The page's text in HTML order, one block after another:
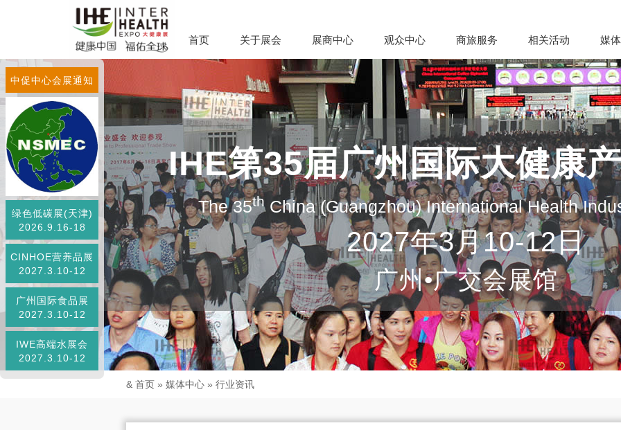
首页 关于展会 展商中心 观众中心 商旅服务 相关活动 媒
IHE第35届广州国际大健康
The 35thChina (Guangzhou) International Health
2027年3月10-12日
广州•广交会展馆
中促中心会展通知
绿色低碳展(天津)
2026.9.16-18
CINHOE营养品展
2027.3.10-12
广州国际食品展
2027.3.10-12
IWE高端水展会
2027.3.10-12
& 首页 » 媒体中心 » 行业资讯